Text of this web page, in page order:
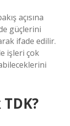
açısına
güçlerini
ifade edilir.
işleri çok